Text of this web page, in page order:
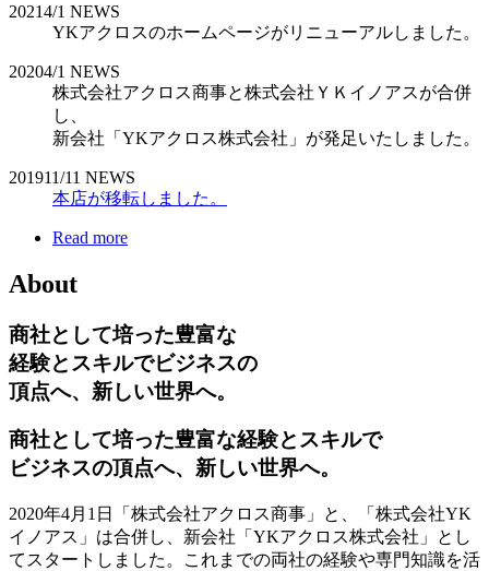
20214/1 NEWS
YKアクロスのホームページがリニューアルしました。
20204/1 NEWS
株式会社アクロス商事と株式会社ＹＫイノアスが合併
し、
新会社「YKアクロス株式会社」が発足いたしました。
201911/11 NEWS
本店が移転しました。
Read more
About
商社として培った豊富な
経験とスキルでビジネスの
頂点へ、新しい世界へ。
商社として培った豊富な経験とスキルで
ビジネスの頂点へ、新しい世界へ。
2020年4月1日「株式会社アクロス商事」と、「株式会社YK
イノアス」は合併し、新会社「YKアクロス株式会社」とし
てスタートしました。これまでの両社の経験や専門知識を活